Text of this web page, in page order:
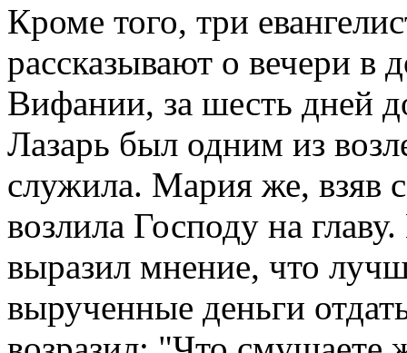
Кроме того, три
рассказывают о вечери в
Вифании, за шесть дней
Лазарь был одним из
служила. Мария же, взяв
возлила Господу на
выразил мнение, что
вырученные деньги